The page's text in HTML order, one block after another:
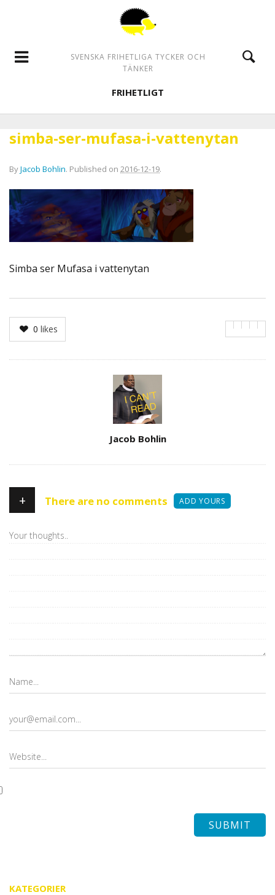
SVENSKA FRIHETLIGA TYCKER OCH
TÄNKER
FRIHETLIGT
simba-ser-mufasa-i-vattenytan
ByJacob Bohlin. Published on 2016-12-19.
Simba ser Mufasa i vattenytan
0 likes
Jacob Bohlin
+ There are no comments ADD YOURS
KATEGORIER